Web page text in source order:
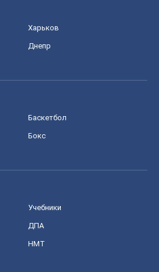
Харьков
Днепр
Баскетбол
Бокс
Учебники
ДПА
НМТ